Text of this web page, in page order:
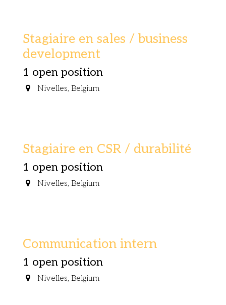
Stagiaire en sales / business
development
1 open position
Nivelles, Belgium
Stagiaire en CSR / durabilité
1 open position
Nivelles, Belgium
Communication intern
1 open position
Nivelles, Belgium